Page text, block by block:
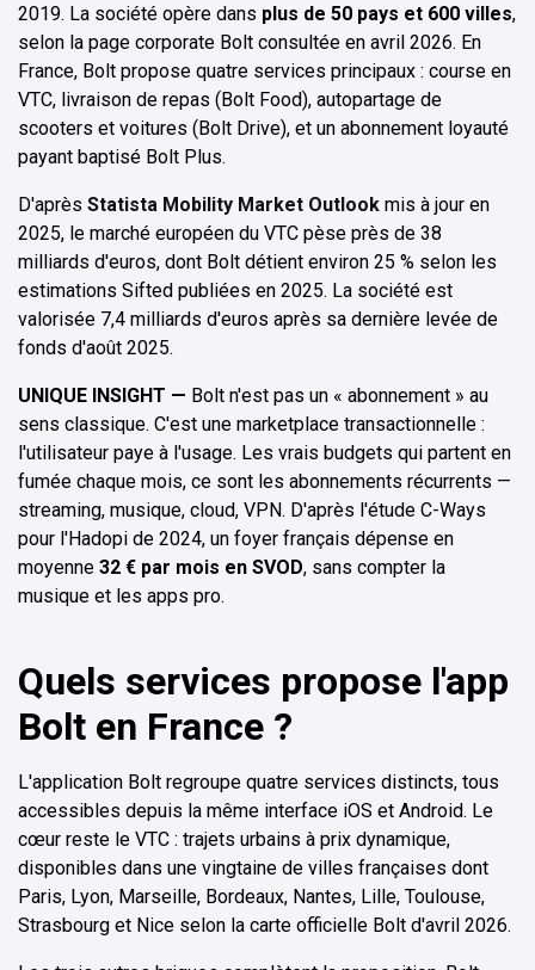
2019. La société opère dans plus de 50 pays et 600 villes,
selon la page corporate Bolt consultée en avril 2026. En
France, Bolt propose quatre services principaux : course en
VTC, livraison de repas (Bolt Food), autopartage de
scooters et voitures (Bolt Drive), et un abonnement loyauté
payant baptisé Bolt Plus.
D'après Statista Mobility Market Outlook mis à jour en
2025, le marché européen du VTC pèse près de 38
milliards d'euros, dont Bolt détient environ 25 % selon les
estimations Sifted publiées en 2025. La société est
valorisée 7,4 milliards d'euros après sa dernière levée de
fonds d'août 2025.
UNIQUE INSIGHT — Bolt n'est pas un « abonnement » au
sens classique. C'est une marketplace transactionnelle :
l'utilisateur paye à l'usage. Les vrais budgets qui partent en
fumée chaque mois, ce sont les abonnements récurrents —
streaming, musique, cloud, VPN. D'après l'étude C-Ways
pour l'Hadopi de 2024, un foyer français dépense en
moyenne 32 € par mois en SVOD, sans compter la
musique et les apps pro.
Quels services propose l'app
Bolt en France ?
L'application Bolt regroupe quatre services distincts, tous
accessibles depuis la même interface iOS et Android. Le
cœur reste le VTC : trajets urbains à prix dynamique,
disponibles dans une vingtaine de villes françaises dont
Paris, Lyon, Marseille, Bordeaux, Nantes, Lille, Toulouse,
Strasbourg et Nice selon la carte officielle Bolt d'avril 2026.